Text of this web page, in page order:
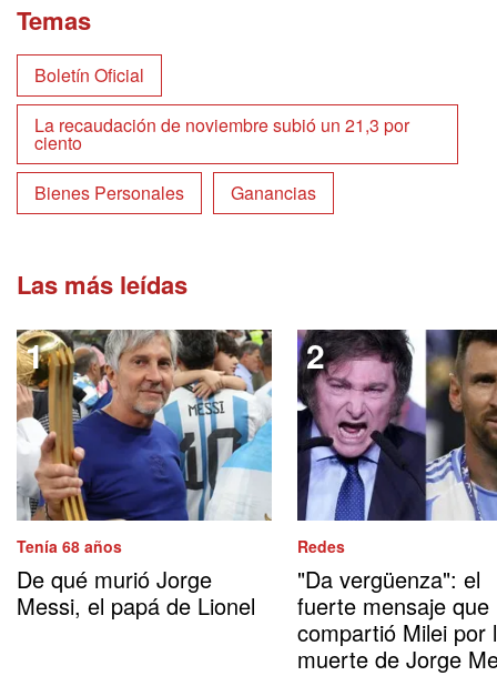
Temas
Boletín Oficial
La recaudación de noviembre subió un 21,3 por
ciento
Bienes Personales
Ganancias
Las más leídas
Tenía 68 años
De qué murió Jorge
Messi, el papá de Lionel
Redes
"Da vergüenza": el
fuerte mensaje que
compartió Milei por
muerte de Jorge